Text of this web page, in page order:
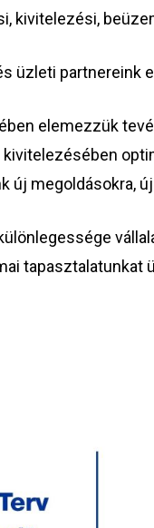
kivitelezési,
üzleti partnereink
elemezzük
új megoldásokra,
tapasztalatunkat